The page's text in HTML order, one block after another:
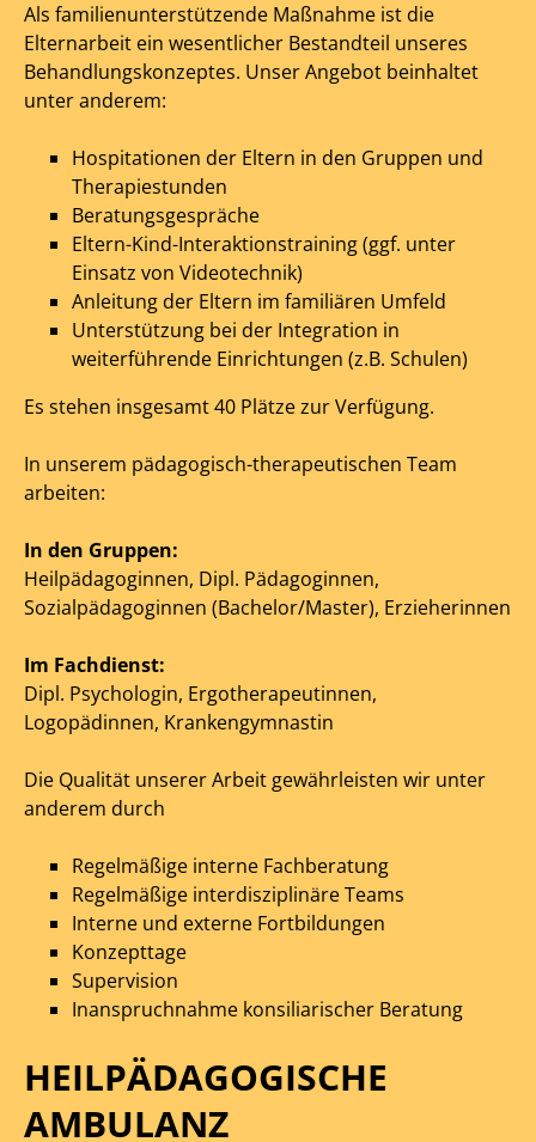
Als familienunterstützende Maßnahme ist die
Elternarbeit ein wesentlicher Bestandteil unseres
Behandlungskonzeptes. Unser Angebot beinhaltet
unter anderem:
Hospitationen der Eltern in den Gruppen und
Therapiestunden
Beratungsgespräche
Eltern-Kind-Interaktionstraining (ggf. unter
Einsatz von Videotechnik)
Anleitung der Eltern im familiären Umfeld
Unterstützung bei der Integration in
weiterführende Einrichtungen (z.B. Schulen)
Es stehen insgesamt 40 Plätze zur Verfügung.
In unserem pädagogisch-therapeutischen Team
arbeiten:
In den Gruppen:
Heilpädagoginnen, Dipl. Pädagoginnen,
Sozialpädagoginnen (Bachelor/Master), Erzieherinnen
Im Fachdienst:
Dipl. Psychologin, Ergotherapeutinnen,
Logopädinnen, Krankengymnastin
Die Qualität unserer Arbeit gewährleisten wir unter
anderem durch
Regelmäßige interne Fachberatung
Regelmäßige interdisziplinäre Teams
Interne und externe Fortbildungen
Konzepttage
Supervision
Inanspruchnahme konsiliarischer Beratung
HEILPÄDAGOGISCHE
AMBULANZ